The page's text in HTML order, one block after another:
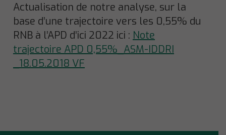
Actualisation de notre analyse, sur la
base d’une trajectoire vers les 0,55% du
RNB à l’APD d’ici 2022 ici : Note
trajectoire APD 0,55%_ASM-IDDRI
_18.05.2018 VF